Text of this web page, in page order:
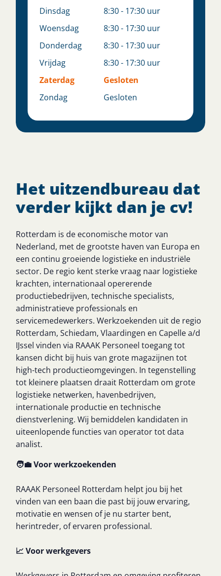
Dinsdag
8:30 - 17:30 uur
Woensdag
8:30 - 17:30 uur
Donderdag
8:30 - 17:30 uur
Vrijdag
8:30 - 17:30 uur
Zaterdag
Gesloten
Zondag
Gesloten
Het uitzendbureau dat
verder kijkt dan je cv!
Rotterdam is de economische motor van
Nederland, met de grootste haven van Europa en
een continu groeiende logistieke en industriële
sector. De regio kent sterke vraag naar logistieke
krachten, internationaal opererende
productiebedrijven, technische specialists,
administratieve professionals en
servicemedewerkers. Werkzoekenden uit de regio
Rotterdam, Schiedam, Vlaardingen en Capelle a/d
IJssel vinden via RAAAK Personeel toegang tot
kansen dicht bij huis van grote magazijnen tot
high-tech productieomgevingen. In tegenstelling
tot kleinere plaatsen draait Rotterdam om grote
logistieke netwerken, havenbedrijven,
internationale productie en technische
dienstverlening. Wij bemiddelen kandidaten in
uiteenlopende functies van operator tot data
analist.
🧑‍💼 Voor werkzoekenden
RAAAK Personeel Rotterdam helpt jou bij het
vinden van een baan die past bij jouw ervaring,
motivatie en wensen of je nu starter bent,
herintreder, of ervaren professional.
📈 Voor werkgevers